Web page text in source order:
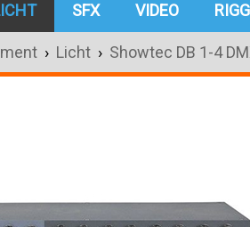
SFX VIDEO
› Licht › Showtec DB 1-4